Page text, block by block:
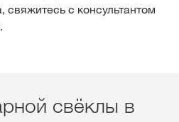
свяжитесь с консультантом
свёклы в